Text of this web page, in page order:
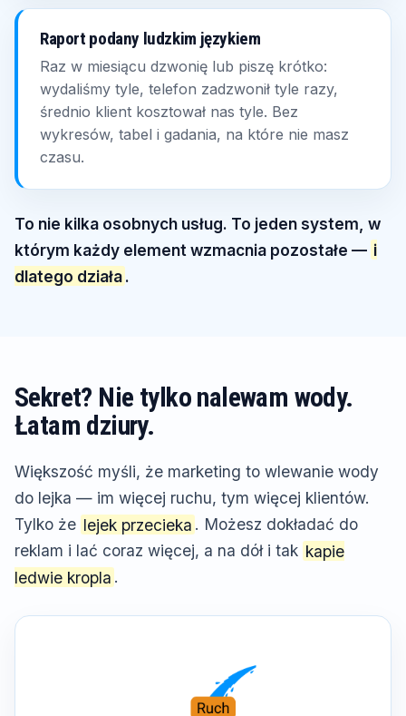
Raport podany ludzkim językiem
Raz w miesiącu dzwonię lub piszę krótko:
wydaliśmy tyle, telefon zadzwonił tyle razy,
średnio klient kosztował nas tyle. Bez
wykresów, tabel i gadania, na które nie masz
czasu.
To nie kilka osobnych usług. To jeden system, w
którym każdy element wzmacnia pozostałe — i
dlatego działa.
Sekret? Nie tylko nalewam wody.
Łatam dziury.
Większość myśli, że marketing to wlewanie wody
do lejka — im więcej ruchu, tym więcej klientów.
Tylko że lejek przecieka . Możesz dokładać do
reklam i lać coraz więcej, a na dół i tak kapie
ledwie kropla .